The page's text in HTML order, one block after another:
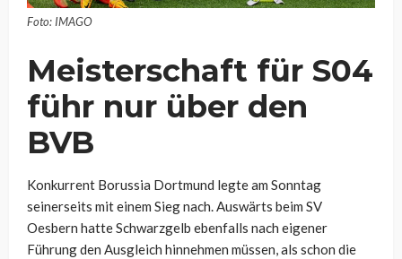
Foto: IMAGO
Meisterschaft für S04
führ nur über den
BVB
Konkurrent Borussia Dortmund legte am Sonntag
seinerseits mit einem Sieg nach. Auswärts beim SV
Oesbern hatte Schwarzgelb ebenfalls nach eigener
Führung den Ausgleich hinnehmen müssen, als schon die